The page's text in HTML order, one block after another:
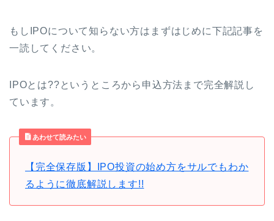
もしIPOについて知らない方はまずはじめに下記記事を
一読してください。
IPOとは??というところから申込方法まで完全解説し
ています。
あわせて読みたい
【完全保存版】IPO投資の始め方をサルでもわか
るように徹底解説します!!